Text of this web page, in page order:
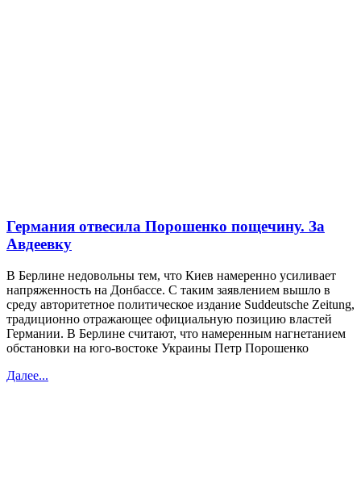
Германия отвесила Порошенко пощечину. За
Авдеевку
В Берлине недовольны тем, что Киев намеренно усиливает
напряженность на Донбассе. С таким заявлением вышло в
среду авторитетное политическое издание Suddeutsche Zeitung,
традиционно отражающее официальную позицию властей
Германии. В Берлине считают, что намеренным нагнетанием
обстановки на юго-востоке Украины Петр Порошенко
Далее...